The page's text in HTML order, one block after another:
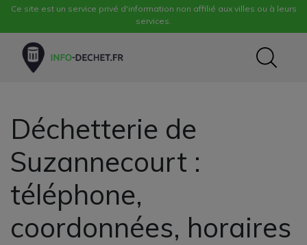
Ce site est un service privé d'information non affilié aux villes ou à leurs
services.
Déchetterie de
Suzannecourt :
téléphone,
coordonnées, horaires